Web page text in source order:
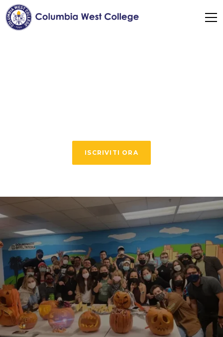
ISCRIVITI ORA
Il nostro team di
esperti in materia di
visti e
supporto continuo
agli studenti